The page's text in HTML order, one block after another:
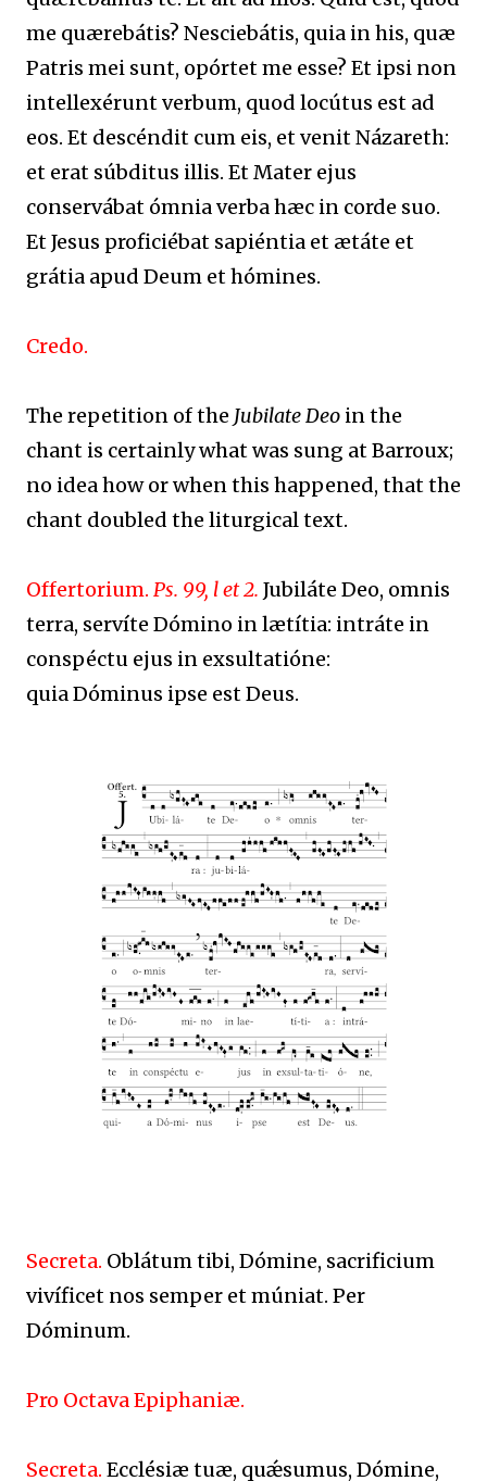
me quærebátis? Nesciebátis, quia in his, quæ
Patris mei sunt, opórtet me esse? Et ipsi non
intellexérunt verbum, quod locútus est ad
eos. Et descéndit cum eis, et venit Názareth:
et erat súbditus illis. Et Mater ejus
conservábat ómnia verba hæc in corde suo.
Et Jesus proficiébat sapiéntia et ætáte et
grátia apud Deum et hómines.
Credo.
The repetition of the Jubilate Deo in the
chant is certainly what was sung at Barroux;
no idea how or when this happened, that the
chant doubled the liturgical text.
Offertorium. Ps. 99, l et 2. Jubiláte Deo, omnis
terra, servíte Dómino in lætítia: intráte in
conspéctu ejus in exsultatióne:
quia Dóminus ipse est Deus.
Secreta. Oblátum tibi, Dómine, sacrificium
vivíficet nos semper et múniat. Per
Dóminum.
Pro Octava Epiphaniæ.
Secreta. Ecclésiæ tuæ, quǽsumus, Dómine,